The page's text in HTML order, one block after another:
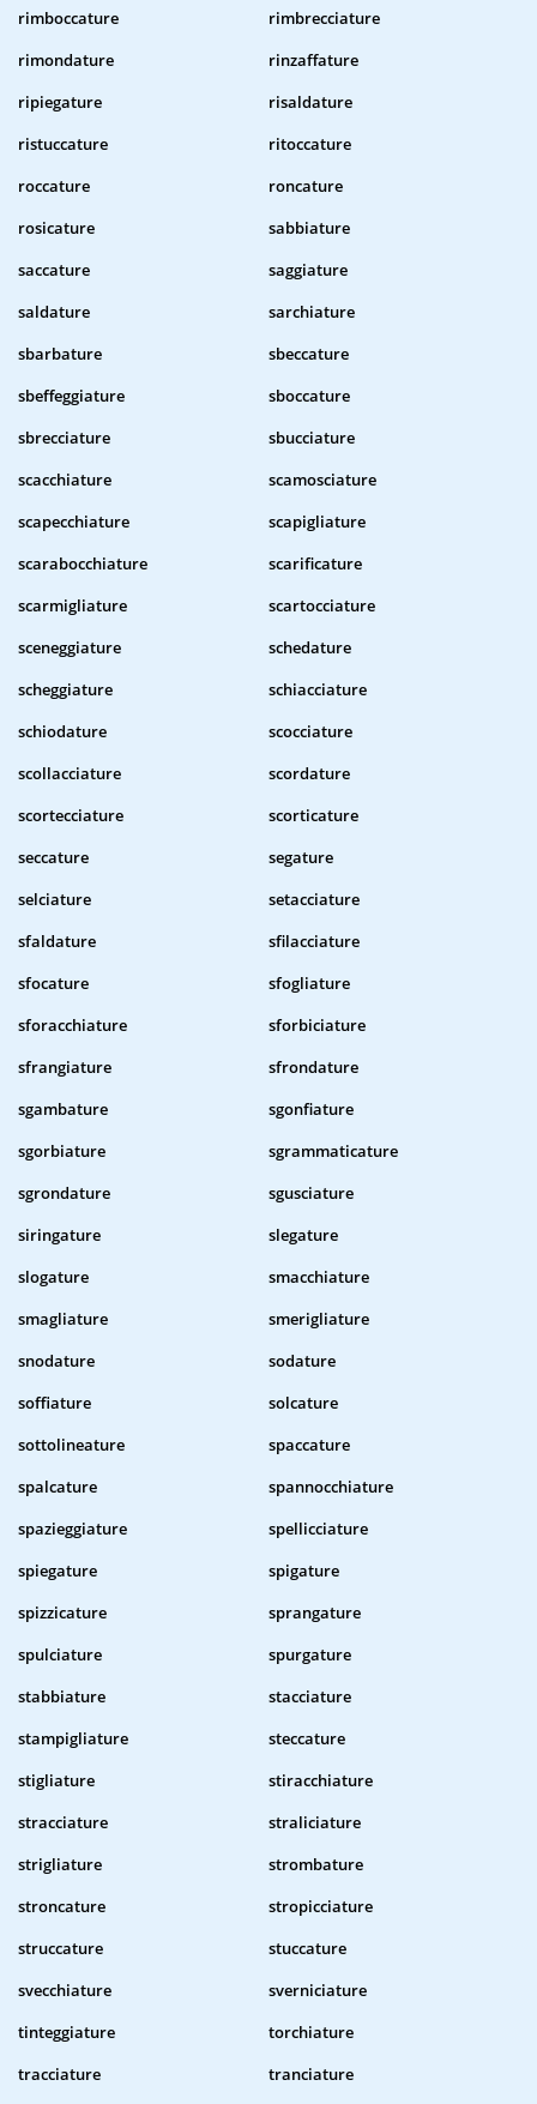
rimboccature
rimbrecciature
rimondature
rinzaffature
ripiegature
risaldature
ristuccature
ritoccature
roccature
roncature
rosicature
sabbiature
saccature
saggiature
saldature
sarchiature
sbarbature
sbeccature
sbeffeggiature
sboccature
sbrecciature
sbucciature
scacchiature
scamosciature
scapecchiature
scapigliature
scarabocchiature
scarificature
scarmigliature
scartocciature
sceneggiature
schedature
scheggiature
schiacciature
schiodature
scocciature
scollacciature
scordature
scortecciature
scorticature
seccature
segature
selciature
setacciature
sfaldature
sfilacciature
sfocature
sfogliature
sforacchiature
sforbiciature
sfrangiature
sfrondature
sgambature
sgonfiature
sgorbiature
sgrammaticature
sgrondature
sgusciature
siringature
slegature
slogature
smacchiature
smagliature
smerigliature
snodature
sodature
soffiature
solcature
sottolineature
spaccature
spalcature
spannocchiature
spazieggiature
spellicciature
spiegature
spigature
spizzicature
sprangature
spulciature
spurgature
stabbiature
stacciature
stampigliature
steccature
stigliature
stiracchiature
stracciature
straliciature
strigliature
strombature
stroncature
stropicciature
struccature
stuccature
svecchiature
sverniciature
tinteggiature
torchiature
tracciature
tranciature